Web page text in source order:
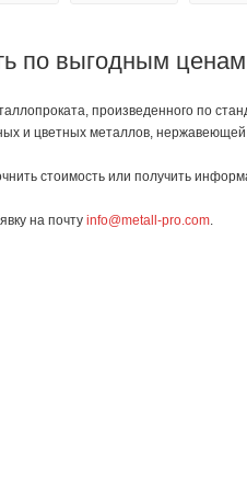
по выгодным ценам
произведенного по
и цветных металлов,
стоимость или получить
на почту info@metall-pro.com.